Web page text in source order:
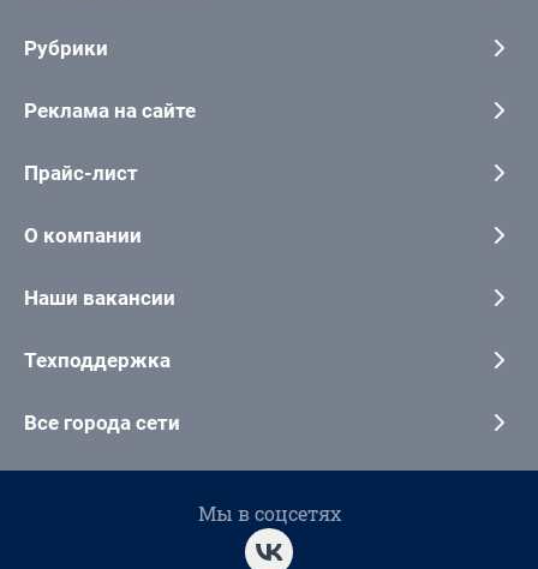
Рубрики
Реклама на сайте
Прайс-лист
О компании
Наши вакансии
Техподдержка
Все города сети
Мы в соцсетях